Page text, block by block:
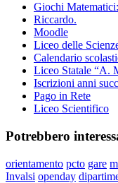
Giochi
Riccardo.
Moodle
Liceo delle
Calendario
Liceo Statale “A.
Iscrizioni anni
Pago in Rete
Liceo Scientifico
Potrebbero
orientamento pcto gare
Invalsi openday